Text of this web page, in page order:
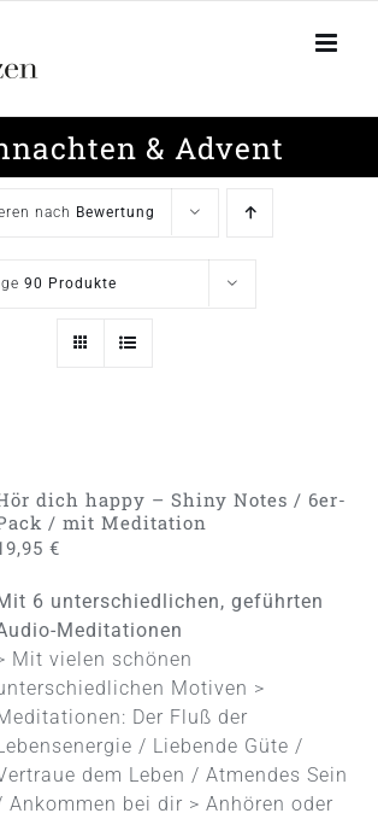
& Advent
nach Bewertung
90 Produkte
dich happy – Shiny Notes / 6er-
/ mit Meditation
€
6 unterschiedlichen, geführten
Meditationen
Mit vielen schönen
Motiven >
Der Fluß der
/ Liebende Güte /
dem Leben / Atmendes Sein
Ankommen bei dir > Anhören oder